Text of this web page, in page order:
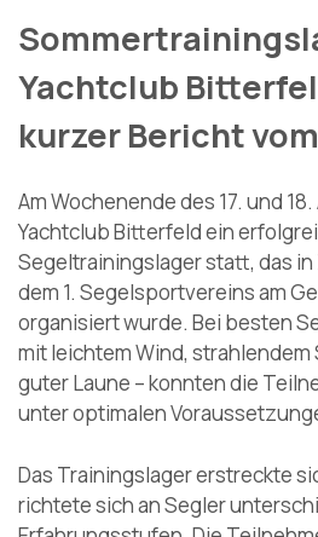
Yachtclub
kurzer Bericht vom
Am Wochenende des 17. und
Yachtclub Bitterfeld ein
Segeltrainingslager statt, das
dem 1. Segelsportvereins am
organisiert wurde. Bei besten
mit leichtem Wind,
guter Laune – konnten die
unter optimalen
Das Trainingslager erstreckte
richtete sich an Segler